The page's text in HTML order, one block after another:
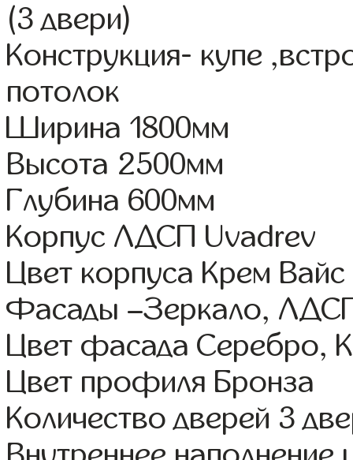
(3 двери)
Конструкция- купе
потолок
Ширина 1800мм
Высота 2500мм
Глубина 600мм
Корпус ЛДСП Uvadrev
Цвет корпуса Крем Вайс
Фасады –Зеркало,
Цвет фасада Серебро,
Цвет профиля Бронза
Количество дверей 3